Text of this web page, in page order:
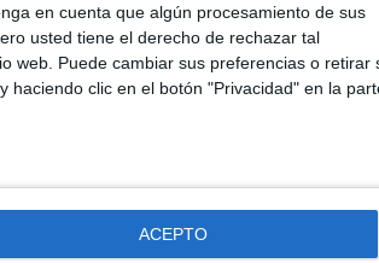
en cuenta que algún procesamiento de sus
usted tiene el derecho de rechazar tal
web. Puede cambiar sus preferencias o retirar
haciendo clic en el botón "Privacidad" en la
ACEPTO
TOTAL
14
RIVALES
MÁXIMO
6
VS PIO FC